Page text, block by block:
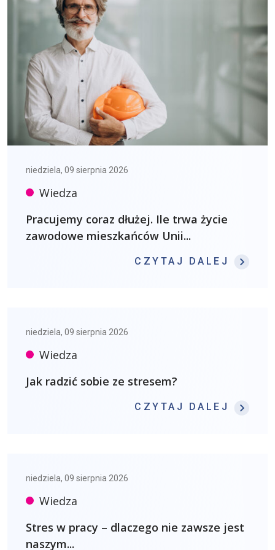
niedziela, 09 sierpnia 2026
Wiedza
Pracujemy coraz dłużej. Ile trwa życie
zawodowe mieszkańców Unii...
CZYTAJ DALEJ :
niedziela, 09 sierpnia 2026
Wiedza
Jak radzić sobie ze stresem?
CZYTAJ DALEJ : JAK
niedziela, 09 sierpnia 2026
Wiedza
Stres w pracy – dlaczego nie zawsze jest
naszym...